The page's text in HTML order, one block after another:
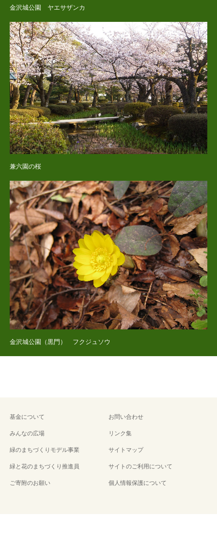
金沢城公園 ヤエサザンカ
兼六園の桜
金沢城公園（黒門） フクジュソウ
基金について
みんなの広場
緑のまちづくりモデル事業
緑と花のまちづくり推進員
ご寄附のお願い
お問い合わせ
リンク集
サイトマップ
サイトのご利用について
個人情報保護について